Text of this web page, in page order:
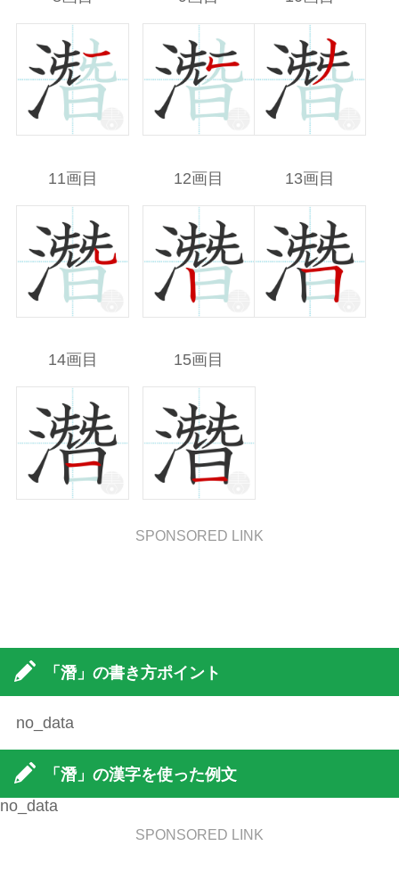
11画目 12画目 13画目
14画目 15画目
SPONSORED LINK
「潛」の書き方ポイント
no_data
「潛」の漢字を使った例文
no_data
SPONSORED LINK